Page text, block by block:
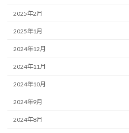
2025年2月
2025年1月
2024年12月
2024年11月
2024年10月
2024年9月
2024年8月